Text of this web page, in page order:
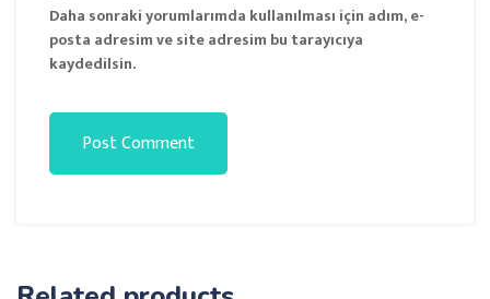
Daha sonraki yorumlarımda kullanılması için adım, e-
posta adresim ve site adresim bu tarayıcıya
kaydedilsin.
Post Comment